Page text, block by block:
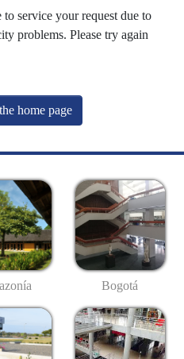
service your request due to
problems. Please try again
home page
Bogotá